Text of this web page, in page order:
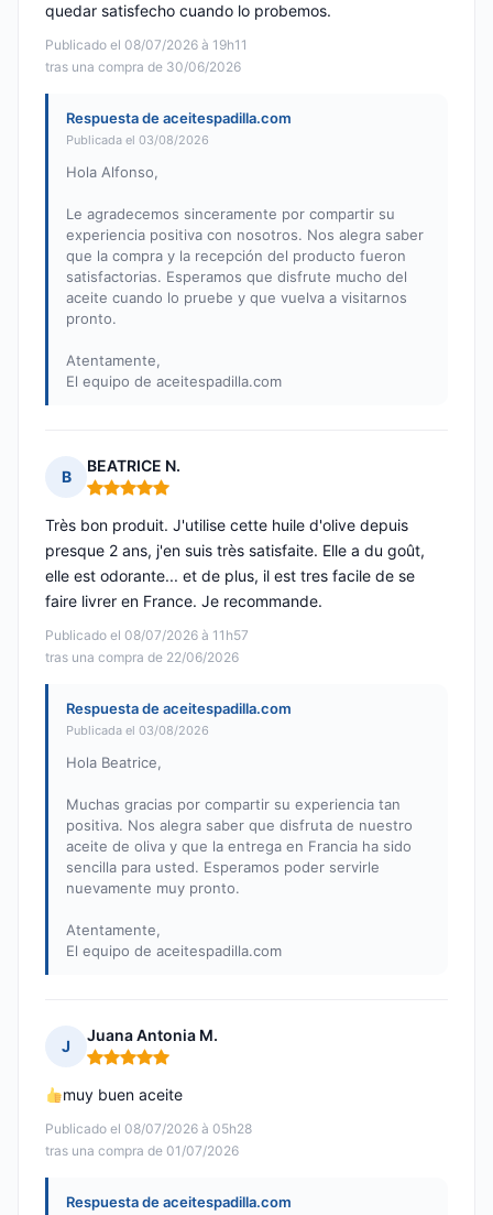
Publicado el 08/07/2026 à 19h11
tras una compra de 30/06/2026
quedar satisfecho cuando lo probemos.
Respuesta de aceitespadilla.com
Publicada el 03/08/2026
Hola Alfonso,
Le agradecemos sinceramente por compartir su
experiencia positiva con nosotros. Nos alegra saber
que la compra y la recepción del producto fueron
satisfactorias. Esperamos que disfrute mucho del
aceite cuando lo pruebe y que vuelva a visitarnos
pronto.
Atentamente,
El equipo de aceitespadilla.com
B
BEATRICE N.
Nota: 5 de 5
Publicado el 08/07/2026 à 11h57
tras una compra de 22/06/2026
Très bon produit. J'utilise cette huile d'olive depuis
presque 2 ans, j'en suis très satisfaite. Elle a du goût,
elle est odorante... et de plus, il est tres facile de se
faire livrer en France. Je recommande.
Respuesta de aceitespadilla.com
Publicada el 03/08/2026
Hola Beatrice,
Muchas gracias por compartir su experiencia tan
positiva. Nos alegra saber que disfruta de nuestro
aceite de oliva y que la entrega en Francia ha sido
sencilla para usted. Esperamos poder servirle
nuevamente muy pronto.
Atentamente,
El equipo de aceitespadilla.com
J
Juana Antonia M.
Nota: 5 de 5
Publicado el 08/07/2026 à 05h28
tras una compra de 01/07/2026
muy buen aceite
Respuesta de aceitespadilla.com